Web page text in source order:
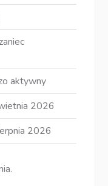
aktywny
2026
2026